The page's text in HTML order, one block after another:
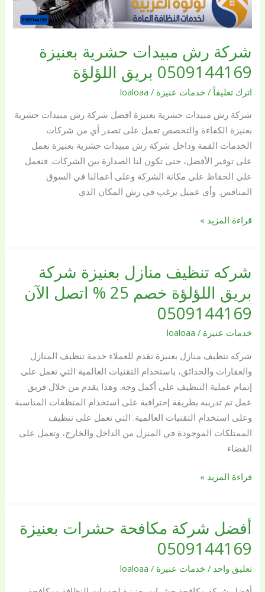
شركة رش مبيدات حشرية بعنيزة
0509144169 بريق اللؤلؤة
اترك تعليقاً / خدمات عنيزة /
loaloaa
شركة رش مبيدات حشرية بعنيزة افضل شركة رش مبيدات حشرية
بعنيزة الكفاءة والتخصص تعمل على تصدر أي من شركات
الخدمات القمة وداخل شركة رش مبيدات حشرية بعنيزة نعمل
على توفير الأفضل، حتى تكون لنا الصدارة بين الشركات. فنعمل
على الحفاظ على مكانة الشركة وعلى أعمالنا في السوق
المنافس. وأي عميل يرغب في رش المكان الذي
اللؤلؤة
قراءة المزيد »
شركه تنظيف منازل بعنيزة شركة
بريق اللؤلؤة خصم 25 % اتصل الآن
0509144169
خدمات عنيزة /
loaloaa
شركه تنظيف منازل بعنيزة تقدم للعملاء خدمة تنظيف المنازل
والعقارات والحدائق، باستخدام التقنيات العالمية التي تعمل على
إتمام عملية التنظيف على أكمل وجه. وهذا يقدم من خلال فريق
عمل تم تدريبه بطريقة إحترافية على استخدام المنظفات المناسبة
وعلى استخدام التقنيات العالمية. التي تعمل على تنظيف
الممتلكات الموجودة في المنزل من الداخل والخارج، وتعمل على
القضاء
شركه
تنظيف
منازل
بعنيزة
شركة
اللؤلؤة
خصم
25
%
اتصل
الآن
0509144169
قراءة المزيد »
أفضل شركة مكافحة حشرات بعنيزة
0509144169
تعليق واحد / خدمات عنيزة /
loaloaa
أفضل
شركة
مكافحة
حشرات
بعنيزة